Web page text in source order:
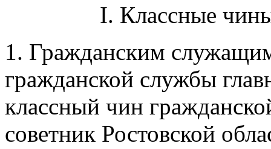
I. Классные
1. Гражданским
гражданской службы
классный чин
советник Ростовской